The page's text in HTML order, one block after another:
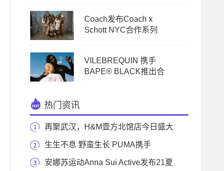
Coach发布Coach x
Schott NYC合作系列
VILEBREQUIN 携手
BAPE® BLACK推出合
热门资讯
再聚武汉，H&M壹方北馆店今日盛大
开业生生不息 野蛮生长 PUMA携手
LIBERTY打造女装系列，
安娜苏运动Anna Sui Active发布21夏